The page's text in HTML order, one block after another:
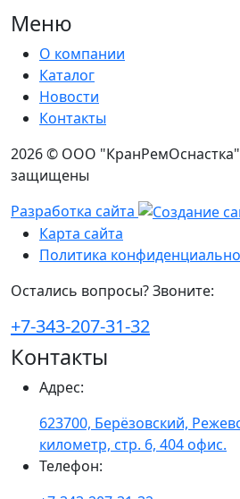
Меню
О компании
Каталог
Новости
Контакты
2026 © ООО "КранРемОснастка"
защищены
Разработка сайта
Карта сайта
Политика
Остались вопросы? Звоните:
+7-343-207-31-32
Контакты
Адрес:
623700, Берёзовский,
километр, стр. 6, 404 офис.
Телефон: